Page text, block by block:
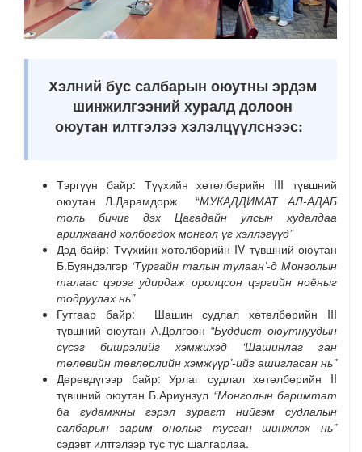
Хэлний бус салбарын оюутны эрдэм
шинжилгээний хуралд долоон
оюутан илтгэлээ хэлэлцүүлснээс:
Тэргүүн байр: Түүхийн хөтөлбөрийн III түвшний
оюутан Л.Дарамдорж “МУКАДДИМАТ АЛ-АДАБ
толь бичиг дэх Цагадайн улсын худалдаа
арилжаанд холбогдох монгол үг хэллэгүүд”
Дэд байр: Түүхийн хөтөлбөрийн IV түвшний оюутан
Б.Буяндэлгэр ‘Тургайн талын тулаан’-д Монголын
талаас цэрэг удирдаж оролцсон цэргийн ноёныг
тодруулах нь”
Гутгаар байр: Шашин судлал хөтөлбөрийн III
түвшний оюутан А.Дөлгөөн “Буддист оюутнуудын
сүсэг бишрэлийг хэмжихэд ‘Шашинлаг зан
төлөвийн төвлөрлийн хэмжүүр’-ийг ашигласан нь”
Дөрөвдүгээр байр: Урлаг судлал хөтөлбөрийн II
түвшний оюутан Б.Ариунзул “Монголын баримтат
ба гудамжны гэрэл зурагт нийгэм судлалын
салбарын зарим онолыг тусган шинжлэх нь”
сэдэвт илтгэлээр тус тус шалгарлаа.